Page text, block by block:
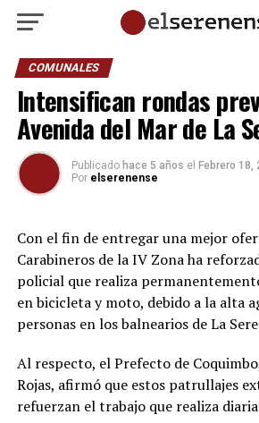
COMUNALES
Intensifican rondas
Avenida del Mar de La
Publicado hace 5 años el Febrero 18,
Por elserenense
Con el fin de entregar una mejor
Carabineros de la IV Zona ha
policial que realiza
en bicicleta y moto, debido a la alta
personas en los balnearios de La
Al respecto, el Prefecto de
Rojas, afirmó que estos patrullajes
refuerzan el trabajo que realiza